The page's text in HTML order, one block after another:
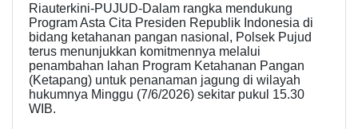
Riauterkini-PUJUD-Dalam rangka mendukung
Program Asta Cita Presiden Republik Indonesia di
bidang ketahanan pangan nasional, Polsek Pujud
terus menunjukkan komitmennya melalui
penambahan lahan Program Ketahanan Pangan
(Ketapang) untuk penanaman jagung di wilayah
hukumnya Minggu (7/6/2026) sekitar pukul 15.30
WIB.